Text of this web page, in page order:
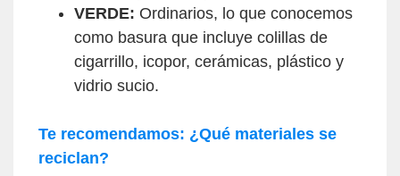
VERDE: Ordinarios, lo que conocemos
como basura que incluye colillas de
cigarrillo, icopor, cerámicas, plástico y
vidrio sucio.
Te recomendamos: ¿Qué materiales se
reciclan?